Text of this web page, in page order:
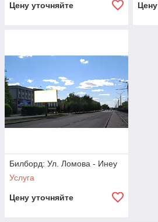
Цену уточняйте
Билборд: Ул. Ломова - Инеу
Услуга
Цену уточняйте